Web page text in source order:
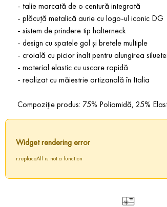
- talie marcată de o centură integrată
- plăcuță metalică aurie cu logo-ul iconic DG
- sistem de prindere tip halterneck
- design cu spatele gol și bretele multiple
- croială cu picior înalt pentru alungirea siluetei
- material elastic cu uscare rapidă
- realizat cu măiestrie artizanală în Italia
Compoziție produs: 75% Poliamidă, 25%
Widget rendering error
r.replaceAll is not a function